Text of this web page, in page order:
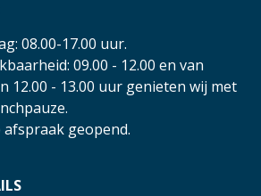
08.00-17.00 uur.
09.00 - 12.00 en van
12.00 - 13.00 uur genieten wij met
geopend.